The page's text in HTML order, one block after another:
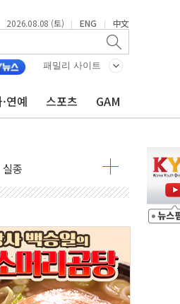
2026.08.08 (토) | ENG | 中文
패밀리 사이트
연예 스포츠 GAM
화
사망
종
대로 목소리 내야"
신경전 고조
속 국정"
물결